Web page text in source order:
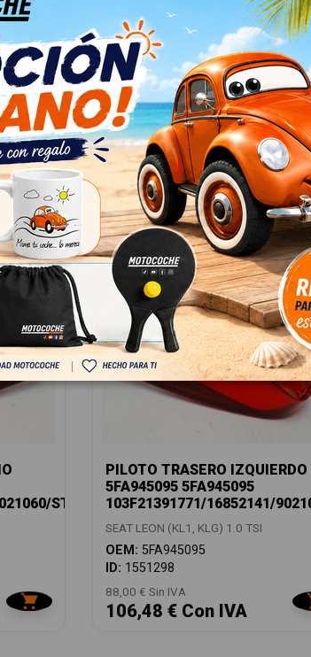
ST4304053
PILOTO TRASERO IZQUIERDO
5FA945095 5FA945095
103F21391771/16852141/
SEAT LEON (KL1, KLG) 1.0 TSI
OEM: 5FA945095
ID: 1551298
88,00 € Sin IVA
106,48 € Con IVA